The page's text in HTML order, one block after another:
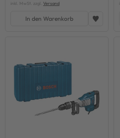
inkl. MwSt. zzgl. Versand
In den Warenkorb